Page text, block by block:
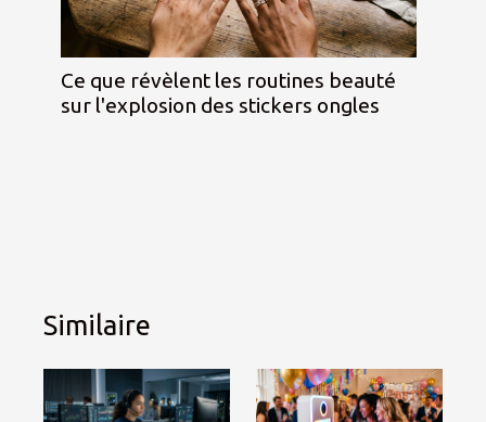
Ce que révèlent les routines beauté
sur l'explosion des stickers ongles
Similaire